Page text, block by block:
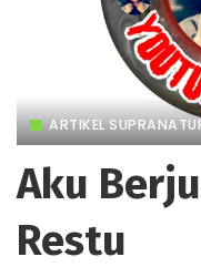
ARTIKEL
Aku
Restu